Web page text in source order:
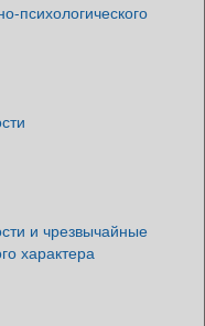
психологического
и чрезвычайные
характера